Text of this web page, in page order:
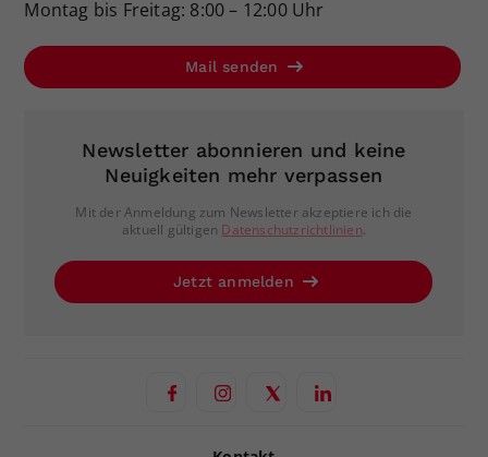
Montag bis Freitag: 8:00 – 12:00 Uhr
Mail senden
Newsletter abonnieren und keine
Neuigkeiten mehr verpassen
Mit der Anmeldung zum Newsletter akzeptiere ich die
aktuell gültigen Datenschutzrichtlinien.
Jetzt anmelden